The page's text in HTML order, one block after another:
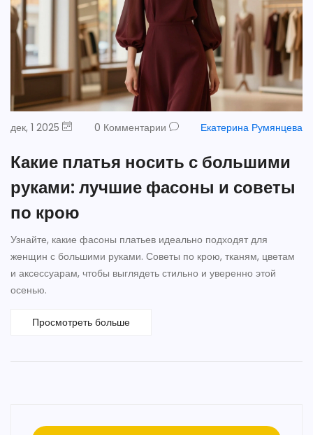
дек, 1 2025 0 Комментарии Екатерина Румянцева
Какие платья носить с большими
руками: лучшие фасоны и советы
по крою
Узнайте, какие фасоны платьев идеально подходят для
женщин с большими руками. Советы по крою, тканям, цветам
и аксессуарам, чтобы выглядеть стильно и уверенно этой
осенью.
Просмотреть больше